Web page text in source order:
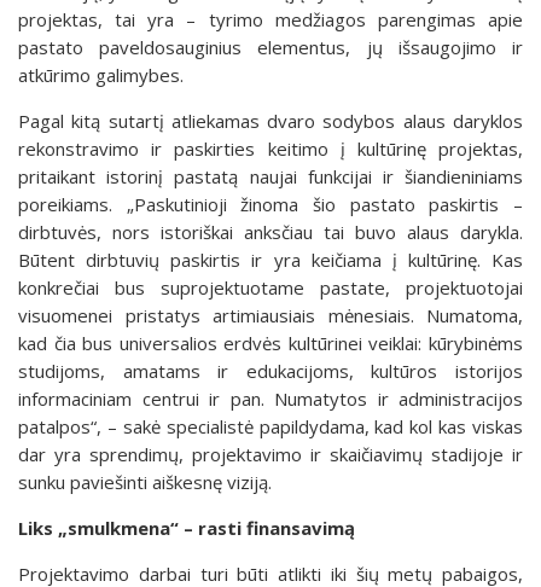
projektas, tai yra – tyrimo medžiagos parengimas apie
pastato paveldosauginius elementus, jų išsaugojimo ir
atkūrimo galimybes.
Pagal kitą sutartį atliekamas dvaro sodybos alaus daryklos
rekonstravimo ir paskirties keitimo į kultūrinę projektas,
pritaikant istorinį pastatą naujai funkcijai ir šiandieniniams
poreikiams. „Paskutinioji žinoma šio pastato paskirtis –
dirbtuvės, nors istoriškai anksčiau tai buvo alaus darykla.
Būtent dirbtuvių paskirtis ir yra keičiama į kultūrinę. Kas
konkrečiai bus suprojektuotame pastate, projektuotojai
visuomenei pristatys artimiausiais mėnesiais. Numatoma,
kad čia bus universalios erdvės kultūrinei veiklai: kūrybinėms
studijoms, amatams ir edukacijoms, kultūros istorijos
informaciniam centrui ir pan. Numatytos ir administracijos
patalpos“, – sakė specialistė papildydama, kad kol kas viskas
dar yra sprendimų, projektavimo ir skaičiavimų stadijoje ir
sunku paviešinti aiškesnę viziją.
Liks „smulkmena“ – rasti finansavimą
Projektavimo darbai turi būti atlikti iki šių metų pabaigos,